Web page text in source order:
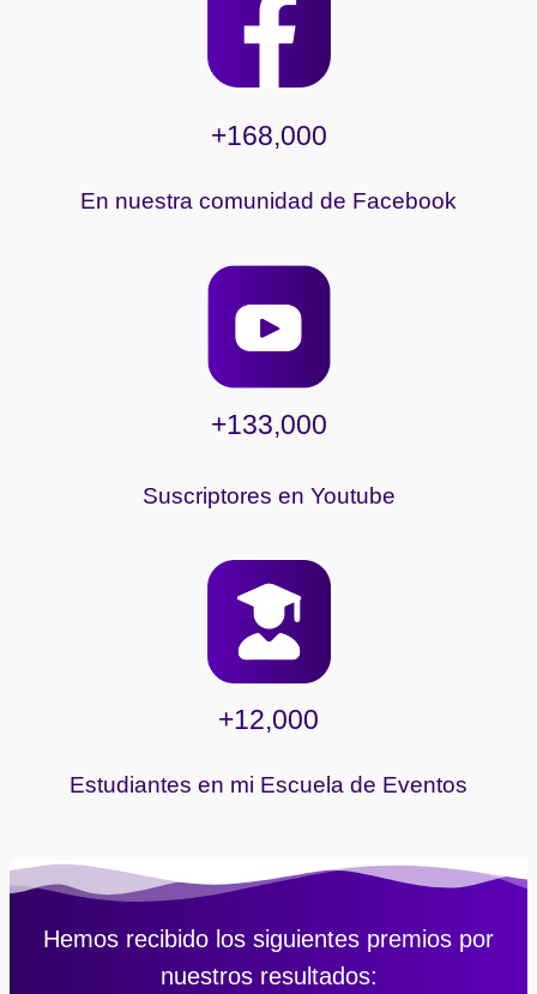
+168,000
En nuestra comunidad de Facebook
+133,000
Suscriptores en Youtube
+12,000
Estudiantes en mi Escuela de Eventos
Hemos recibido los siguientes premios por
nuestros resultados: